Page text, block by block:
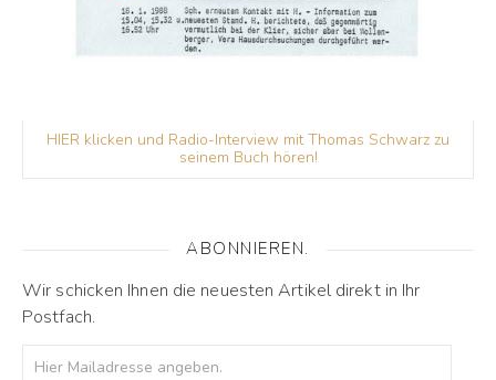
HIER klicken und Radio-Interview mit Thomas Schwarz zu
seinem Buch hören!
ABONNIEREN.
Wir schicken Ihnen die neuesten Artikel direkt in Ihr
Postfach.
Hier Mailadresse angeben.